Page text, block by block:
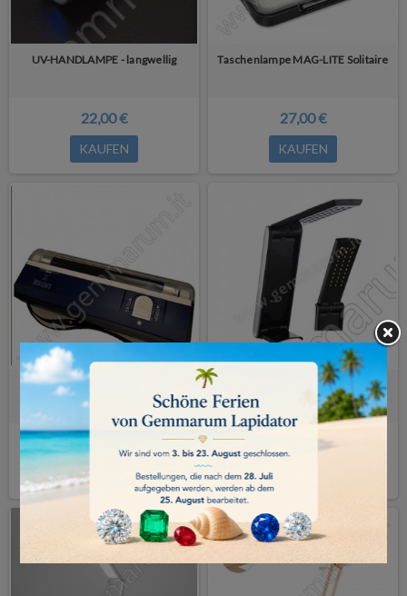
UV-HANDLAMPE - langwellig
22,00 €
KAUFEN
Taschenlampe MAG-LITE Solitaire
27,00 €
KAUFEN
UV-TASCHENLAMPE - langwellig
20,00 €
KAUFEN
LED-LEUCHTE FLIP-L
80,00 €